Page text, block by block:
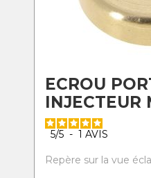
ECROU
INJECTEUR
5/5 - 1 AVIS
Repère sur la vue